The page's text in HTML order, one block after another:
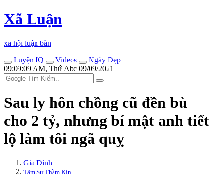
Xã Luận
xã hội luận bàn
Luyện IQ
Videos
Ngày Đẹp
09:09:09 AM, Thứ Abc 09/09/2021
Sau ly hôn chồng cũ đền bù
cho 2 tỷ, nhưng bí mật anh tiết
lộ làm tôi ngã quỵ
Gia Đình
Tâm Sự Thầm Kín